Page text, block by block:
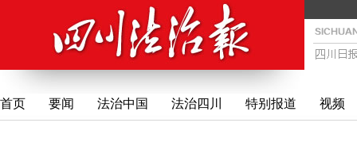
首页 要闻 法治中国 法治四川 特别报道 视频